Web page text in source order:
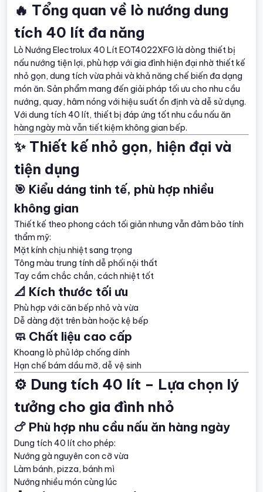
🔥 Tổng quan về lò nướng dung
tích 40 lít đa năng
Lò Nướng Electrolux 40 Lít EOT4022XFG là dòng thiết bị
nấu nướng tiện lợi, phù hợp với gia đình hiện đại nhờ thiết kế
nhỏ gọn, dung tích vừa phải và khả năng chế biến đa dạng
món ăn. Sản phẩm mang đến giải pháp tối ưu cho nhu cầu
nướng, quay, hâm nóng với hiệu suất ổn định và dễ sử dụng.
Với dung tích 40 lít, thiết bị đáp ứng tốt nhu cầu nấu ăn
hàng ngày mà vẫn tiết kiệm không gian bếp.
✨ Thiết kế nhỏ gọn, hiện đại và
tiện dụng
🎯 Kiểu dáng tinh tế, phù hợp nhiều
không gian
Thiết kế theo phong cách tối giản nhưng vẫn đảm bảo tính
thẩm mỹ:
Mặt kính chịu nhiệt sang trọng
Tông màu trung tính dễ phối nội thất
Tay cầm chắc chắn, cách nhiệt tốt
📐 Kích thước tối ưu
Phù hợp với căn bếp nhỏ và vừa
Dễ dàng đặt trên bàn hoặc kệ bếp
🧼 Chất liệu cao cấp
Khoang lò phủ lớp chống dính
Hạn chế bám dầu mỡ, dễ vệ sinh
⚙️ Dung tích 40 lít – Lựa chọn lý
tưởng cho gia đình nhỏ
🍗 Phù hợp nhu cầu nấu ăn hàng ngày
Dung tích 40 lít cho phép:
Nướng gà nguyên con cỡ vừa
Làm bánh, pizza, bánh mì
Nướng nhiều món cùng lúc